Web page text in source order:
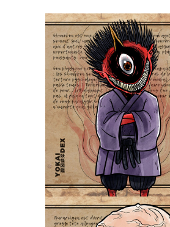
Shunobon
Yokaidex